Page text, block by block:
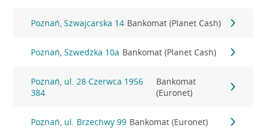
Poznań, Szwajcarska 14 Bankomat (Planet Cash)
Poznań, Szwedzka 10a Bankomat (Planet Cash)
Poznań, ul. 28 Czerwca 1956
384
Bankomat
(Euronet)
Poznań, ul. Brzechwy 99 Bankomat (Euronet)